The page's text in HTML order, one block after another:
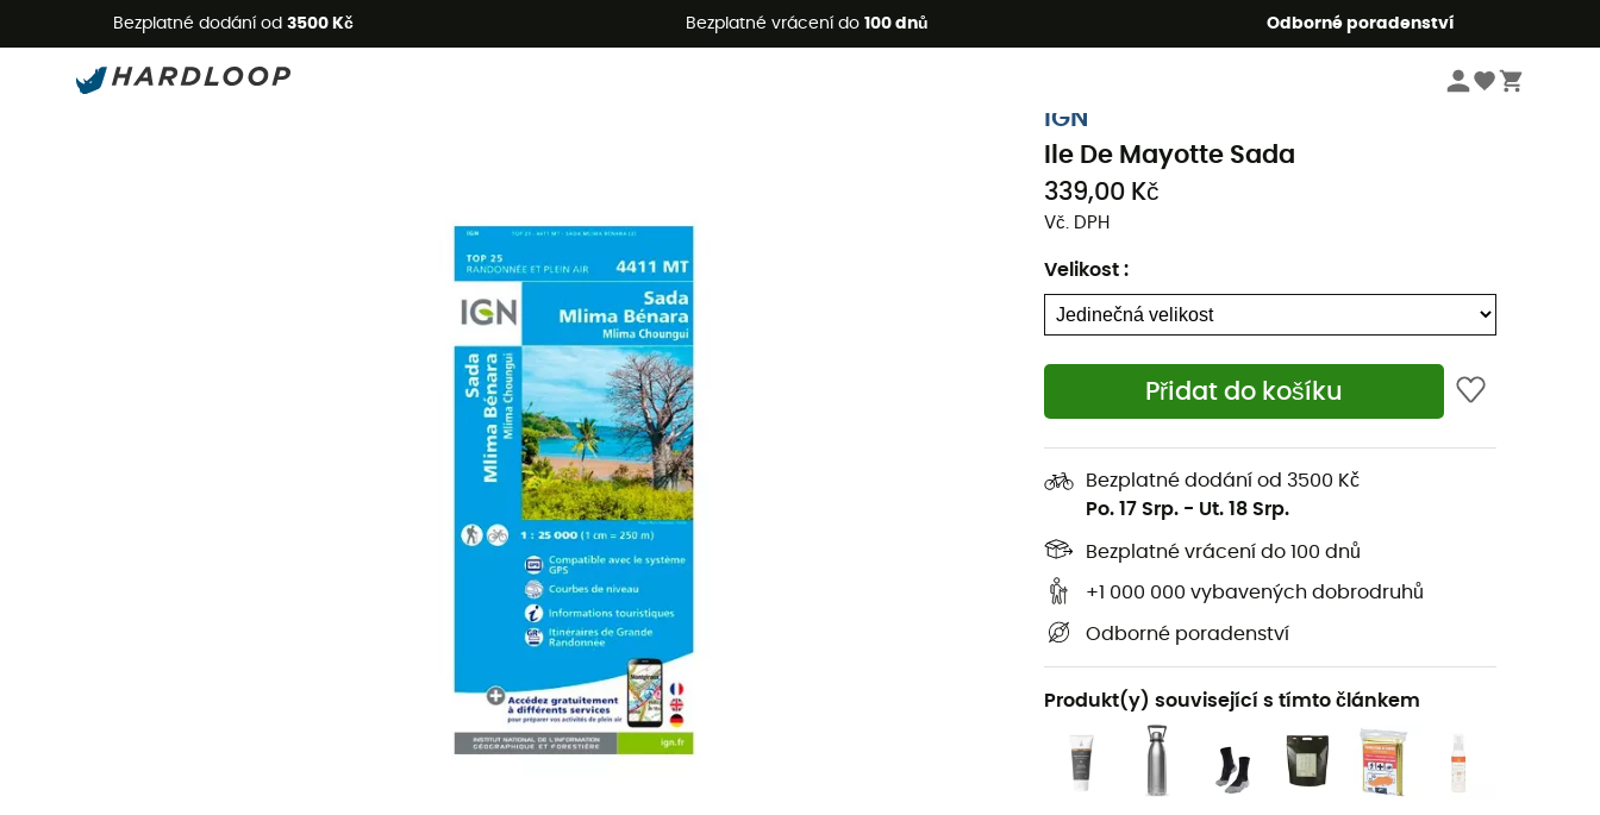
Bezplatné dodání od 3500 Kč Bezplatné vrácení do 100 dnů Odborné poradenství
Letní akce 🔥 -5 % EXTRA při nákupu 2 produktů* s kódem Summer5
IGN
Ile De Mayotte Sada
339,00 Kč
Vč. DPH
Velikost :
Přidat do košíku
Bezplatné dodání od 3500 Kč
Po. 17 Srp. - Ut. 18 Srp.
Bezplatné vrácení do 100 dnů
+1 000 000 vybavených dobrodruhů
Odborné poradenství
Produkt(y) související s tímto článkem